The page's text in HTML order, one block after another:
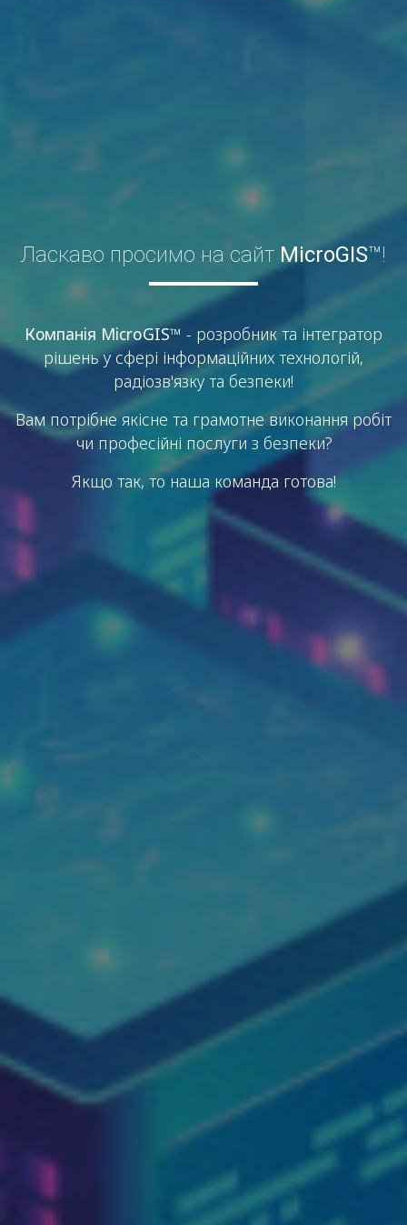
Ласкаво просимо на сайт MicroGIS™!
Компанiя MicroGIS™ - розробник та інтегратор
рішень у сфері інформаційних технологій,
радіозв'язку та безпеки!
Вам потрібне якісне та грамотне виконання робіт
чи професійні послуги з безпеки?
Якщо так, то наша команда готова!